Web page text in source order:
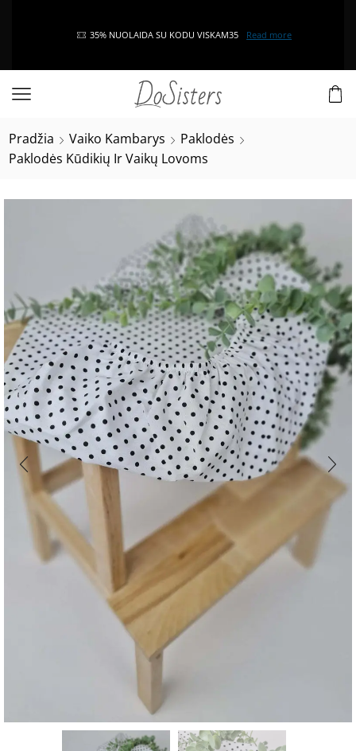
35% NUOLAIDA SU KODU VISKAM35 Read more
Pradžia Vaiko Kambarys
Paklodės
Paklodės Kūdikių Ir Vaikų Lovoms